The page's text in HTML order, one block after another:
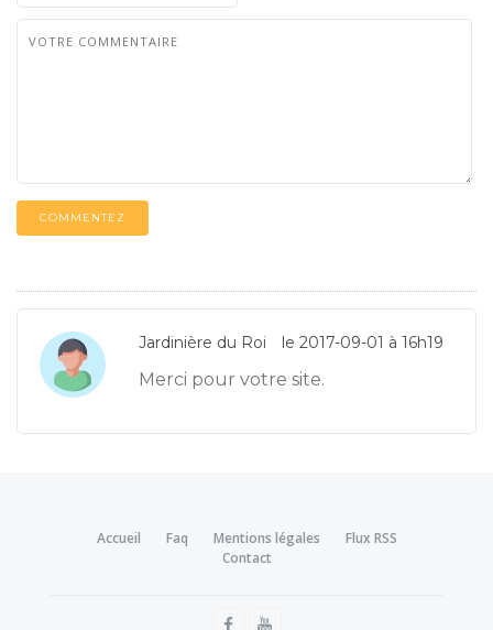
COMMENTEZ
Jardinière du Roi le 2017-09-01 à 16h19
Merci pour votre site.
Accueil Faq Mentions légales
Flux RSS
Contact